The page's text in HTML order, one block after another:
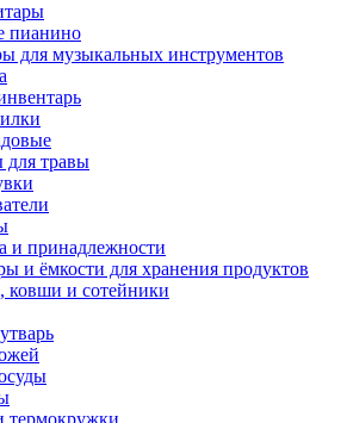
пианино
для музыкальных инструментов
травы
и принадлежности
и ёмкости для хранения продуктов
ковши и сотейники
термокружки